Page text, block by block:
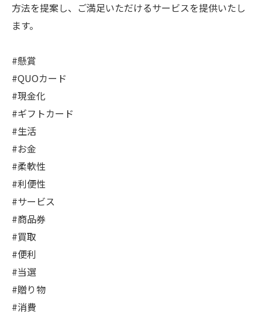
方法を提案し、ご満足いただけるサービスを提供いたし
ます。
#懸賞
#QUOカード
#現金化
#ギフトカード
#生活
#お金
#柔軟性
#利便性
#サービス
#商品券
#買取
#便利
#当選
#贈り物
#消費